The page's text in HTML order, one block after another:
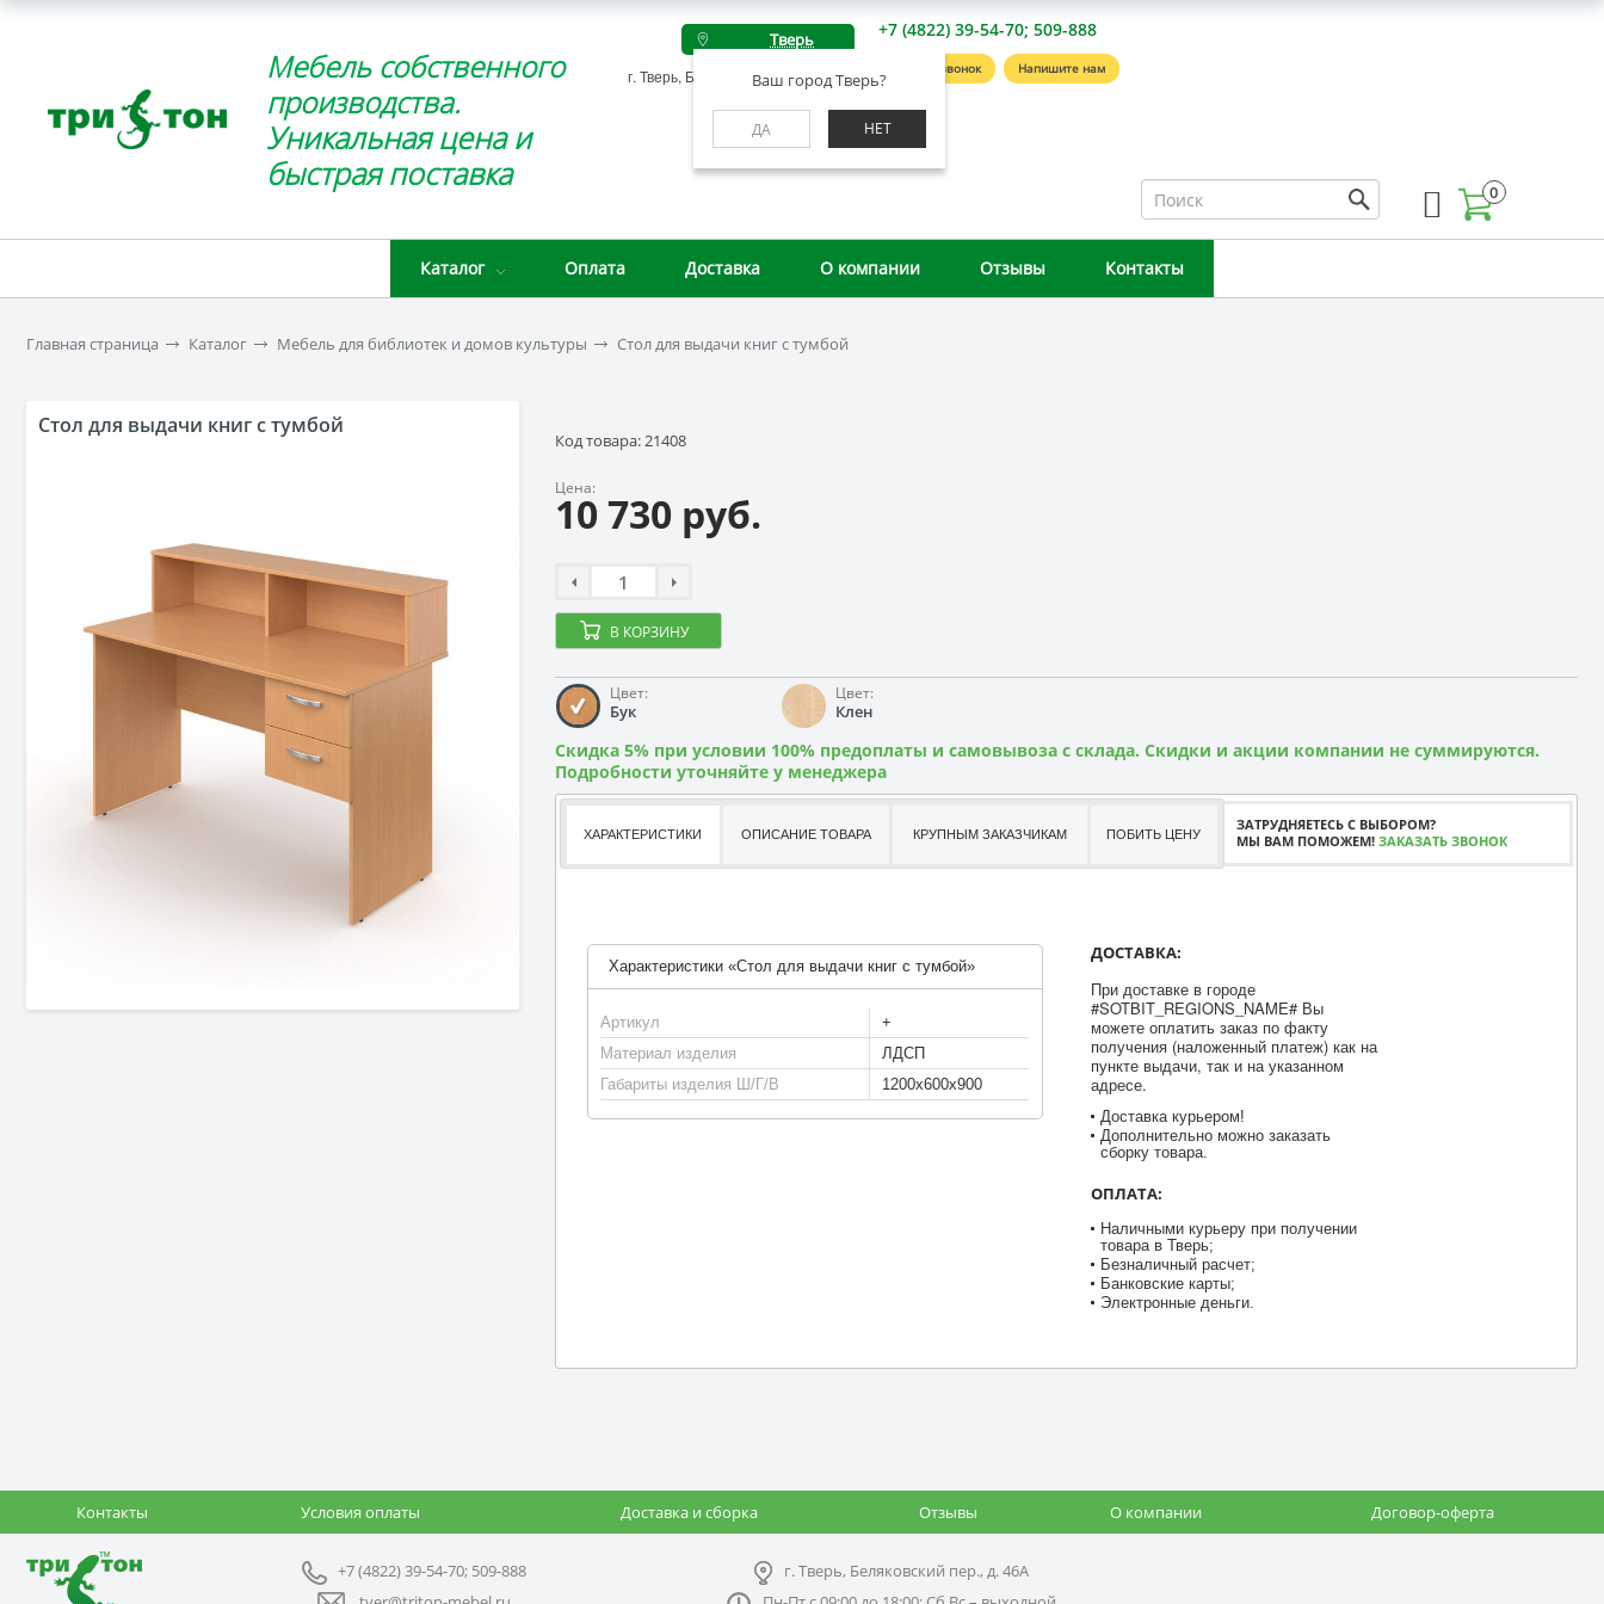
Мебель собственного
производства.
Уникальная цена и
быстрая поставка
Тверь
Ваш город Тверь?
ДА НЕТ
г. Тверь, Беляковский пер., д. 46А
+7 (4822) 39-54-70; 509-888
Заказать звонок Напишите нам
0
Каталог Оплата Доставка О компании Отзывы Контакты
Главная страница Каталог Мебель для библиотек и домов культуры Стол для выдачи книг с тумбой
Стол для выдачи книг с тумбой
Код товара: 21408
Цена:
10 730 руб.
В КОРЗИНУ
Цвет:
Бук
Цвет:
Клен
Скидка 5% при условии 100% предоплаты и самовывоза с склада. Скидки и акции компании не суммируются.
Подробности уточняйте у менеджера
ХАРАКТЕРИСТИКИ ОПИСАНИЕ ТОВАРА КРУПНЫМ ЗАКАЗЧИКАМ ПОБИТЬ ЦЕНУ
ЗАТРУДНЯЕТЕСЬ С ВЫБОРОМ?
МЫ ВАМ ПОМОЖЕМ! ЗАКАЗАТЬ ЗВОНОК
Характеристики «Стол для выдачи книг с тумбой»
Артикул
+
Материал изделия
ЛДСП
Габариты изделия Ш/Г/В
1200х600х900
ДОСТАВКА:
При доставке в городе
#SOTBIT_REGIONS_NAME# Вы
можете оплатить заказ по факту
получения (наложенный платеж) как на
пункте выдачи, так и на указанном
адресе.
Доставка курьером!
Дополнительно можно заказать
сборку товара.
ОПЛАТА:
Наличными курьеру при получении
товара в Тверь;
Безналичный расчет;
Банковские карты;
Электронные деньги.
Контакты Условия оплаты Доставка и сборка Отзывы О компании Договор-оферта
+7 (4822) 39-54-70; 509-888
г. Тверь, Беляковский пер., д. 46А